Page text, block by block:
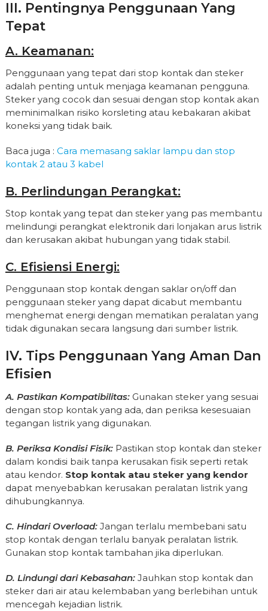
III. Pentingnya Penggunaan Yang
Tepat
A. Keamanan:
Penggunaan yang tepat dari stop kontak dan steker
adalah penting untuk menjaga keamanan pengguna.
Steker yang cocok dan sesuai dengan stop kontak akan
meminimalkan risiko korsleting atau kebakaran akibat
koneksi yang tidak baik.
Baca juga : Cara memasang saklar lampu dan stop
kontak 2 atau 3 kabel
B. Perlindungan Perangkat:
Stop kontak yang tepat dan steker yang pas membantu
melindungi perangkat elektronik dari lonjakan arus listrik
dan kerusakan akibat hubungan yang tidak stabil.
C. Efisiensi Energi:
Penggunaan stop kontak dengan saklar on/off dan
penggunaan steker yang dapat dicabut membantu
menghemat energi dengan mematikan peralatan yang
tidak digunakan secara langsung dari sumber listrik.
IV. Tips Penggunaan Yang Aman Dan
Efisien
A. Pastikan Kompatibilitas:Gunakan steker yang sesuai
dengan stop kontak yang ada, dan periksa kesesuaian
tegangan listrik yang digunakan.
B. Periksa Kondisi Fisik:Pastikan stop kontak dan steker
dalam kondisi baik tanpa kerusakan fisik seperti retak
atau kendor. Stop kontak atau steker yang kendor
dapat menyebabkan kerusakan peralatan listrik yang
dihubungkannya.
C. Hindari Overload:Jangan terlalu membebani satu
stop kontak dengan terlalu banyak peralatan listrik.
Gunakan stop kontak tambahan jika diperlukan.
D. Lindungi dari Kebasahan:Jauhkan stop kontak dan
steker dari air atau kelembaban yang berlebihan untuk
mencegah kejadian listrik.